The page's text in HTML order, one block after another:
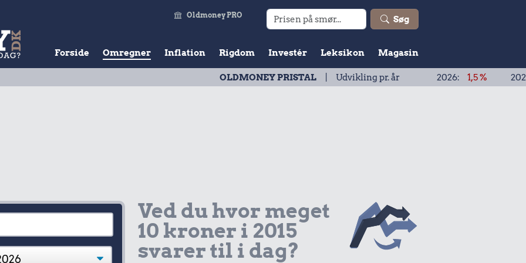
Søg
Oldmoney PRO
Forside Omregner Inflation Rigdom Investér Leksikon Magasin
OLDMONEY PRISTAL| Udvikling pr. år2026: 2025:
Ved du hvor meget
10 kroner i 2015
svarer til i dag?